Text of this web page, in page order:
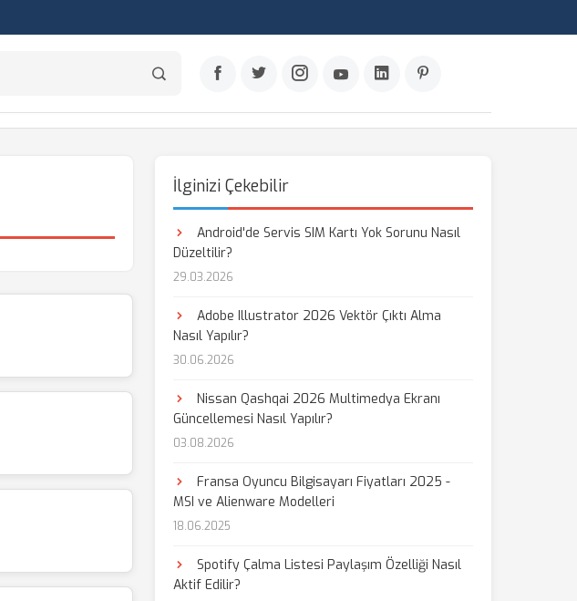
İlginizi Çekebilir
Android'de Servis SIM Kartı Yok Sorunu Nasıl
Düzeltilir?
29.03.2026
Adobe Illustrator 2026 Vektör Çıktı Alma
Nasıl Yapılır?
30.06.2026
Nissan Qashqai 2026 Multimedya Ekranı
Güncellemesi Nasıl Yapılır?
03.08.2026
Fransa Oyuncu Bilgisayarı Fiyatları 2025 -
MSI ve Alienware Modelleri
18.06.2025
Spotify Çalma Listesi Paylaşım Özelliği Nasıl
Aktif Edilir?